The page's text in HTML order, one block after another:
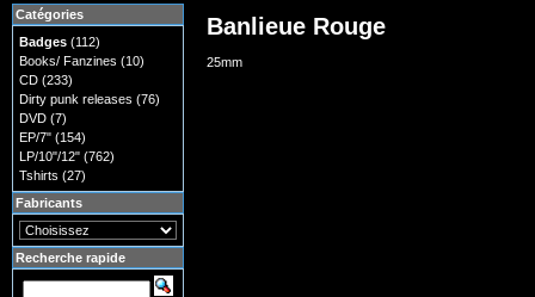
Banlieue Rouge
25mm
Catégories
Badges(112)
Books/ Fanzines (10)
CD(233)
Dirty punk releases (76)
DVD(7)
EP/7"(154)
LP/10"/12"(762)
Tshirts (27)
Fabricants
Recherche rapide